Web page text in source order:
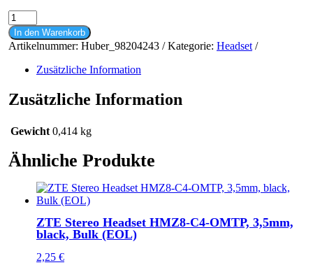
HTC
Headset
HS
S200,
HTC-
Anschluss,
black,
Bulk
In den Warenkorb
Artikelnummer: Huber_98204243 Kategorie: Headset
Zusätzliche Information
Zusätzliche Information
Gewicht 0,414 kg
Ähnliche Produkte
ZTE Stereo Headset HMZ8-C4-OMTP, 3,5mm,
black, Bulk (EOL)
2,25 €